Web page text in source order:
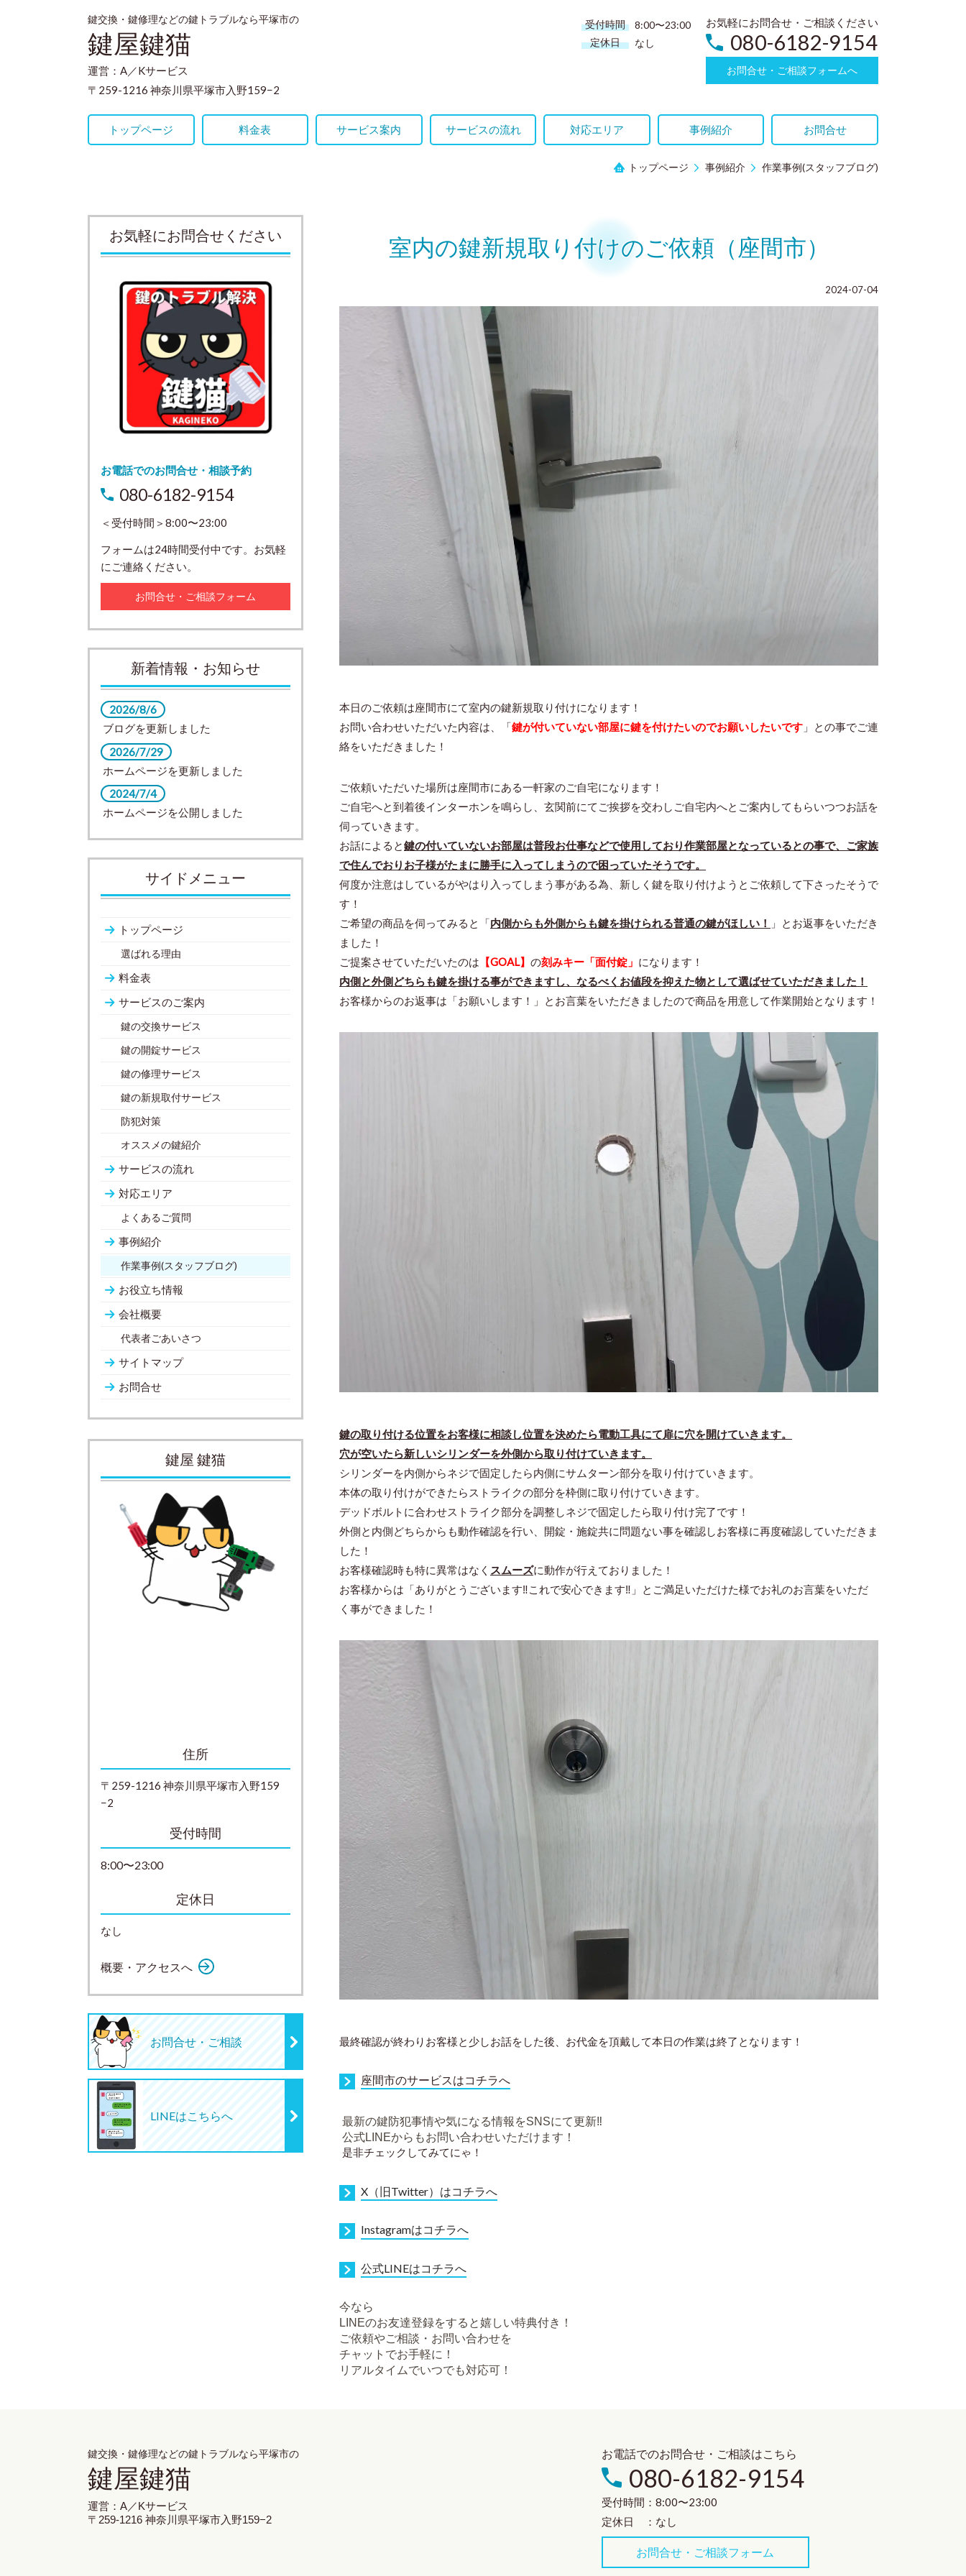
鍵交換・鍵修理などの鍵トラブルなら平塚市の
鍵屋鍵猫
運営：A／Kサービス
〒259-1216 神奈川県平塚市入野159−2
受付時間
8:00〜23:00
定休日
なし
お気軽にお問合せ・ご相談ください
080-6182-9154
お問合せ・ご相談フォームへ
トップページ 料金表 サービス案内 サービスの流れ 対応エリア 事例紹介 お問合せ
トップページ 事例紹介 作業事例(スタッフブログ)
室内の鍵新規取り付けのご依頼（座間市）
2024-07-04
本日のご依頼は座間市にて室内の鍵新規取り付けになります！
お問い合わせいただいた内容は、「鍵が付いていない部屋に鍵を付けたいのでお願いしたいです 」との事でご連
絡をいただきました！
ご依頼いただいた場所は座間市にある一軒家のご自宅になります！
ご自宅へと到着後インターホンを鳴らし、玄関前にてご挨拶を交わしご自宅内へとご案内してもらいつつお話を
伺っていきます。
お話によると鍵の付いていないお部屋は普段お仕事などで使用しており作業部屋となっているとの事で、ご家族
で住んでおりお子様がたまに勝手に入ってしまうので困っていたそうです。
何度か注意はしているがやはり入ってしまう事がある為、新しく鍵を取り付けようとご依頼して下さったそうで
す！
ご希望の商品を伺ってみると「内側からも外側からも鍵を掛けられる普通の鍵がほしい！
」とお返事をいただき
ました！
ご提案させていただいたのは 【GOAL】 の刻みキー「面付錠」 になります！
内側と外側どちらも鍵を掛ける事ができますし、なるべくお値段を抑えた物として選ばせていただきました！
お客様からのお返事は「お願いします！」とお言葉をいただきましたので商品を用意して作業開始となります！
鍵の取り付ける位置をお客様に相談し位置を決めたら電動工具にて扉に穴を開けていきます。
穴が空いたら新しいシリンダーを外側から取り付けていきます。
シリンダーを内側からネジで固定したら内側にサムターン部分を取り付けていきます。
本体の取り付けができたらストライクの部分を枠側に取り付けていきます。
デッドボルトに合わせストライク部分を調整しネジで固定したら取り付け完了です！
外側と内側どちらからも動作確認を行い、開錠・施錠共に問題ない事を確認しお客様に再度確認していただきま
した！
お客様確認時も特に異常はなく スムーズに動作が行えておりました！
お客様からは「ありがとうございます‼︎これで安心できます‼︎」とご満足いただけた様でお礼のお言葉をいただ
く事ができました！
最終確認が終わりお客様と少しお話をした後、お代金を頂戴して本日の作業は終了となります！
座間市のサービスはコチラへ
最新の鍵防犯事情や気になる情報をSNSにて更新‼︎
公式LINEからもお問い合わせいただけます！
是非チェックしてみてにゃ！
X（旧Twitter）はコチラへ
Instagramはコチラへ
公式LINEはコチラへ
今なら
LIN Eのお友達登録をすると嬉しい特典付き！
ご依頼やご相談・お問い合わせを
チャットでお手軽に！
リアルタイムでいつでも対応可！
お気軽にお問合せください
お電話でのお問合せ・相談予約
080-6182-9154
＜受付時間＞8:00〜23:00
フォームは24時間受付中です。お気軽
にご連絡ください。
お問合せ・ご相談フォーム
新着情報・お知らせ
2026/8/6
ブログを更新しました
2026/7/29
ホームページを更新しました
2024/7/4
ホームページを公開しました
サイドメニュー
トップページ
選ばれる理由
料金表
サービスのご案内
鍵の交換サービス
鍵の開錠サービス
鍵の修理サービス
鍵の新規取付サービス
防犯対策
オススメの鍵紹介
サービスの流れ
対応エリア
よくあるご質問
事例紹介
作業事例(スタッフブログ)
お役立ち情報
会社概要
代表者ごあいさつ
サイトマップ
お問合せ
鍵屋 鍵猫
住所
〒259-1216 神奈川県平塚市入野159
−2
受付時間
8:00〜23:00
定休日
なし
概要・アクセスへ
お問合せ・ご相談
LINEはこちらへ
鍵交換・鍵修理などの鍵トラブルなら平塚市の
鍵屋鍵猫
運営：A／Kサービス
〒259-1216 神奈川県平塚市入野159−2
お電話でのお問合せ・ご相談はこちら
080-6182-9154
受付時間：8:00〜23:00
定休日 ：なし
お問合せ・ご相談フォーム